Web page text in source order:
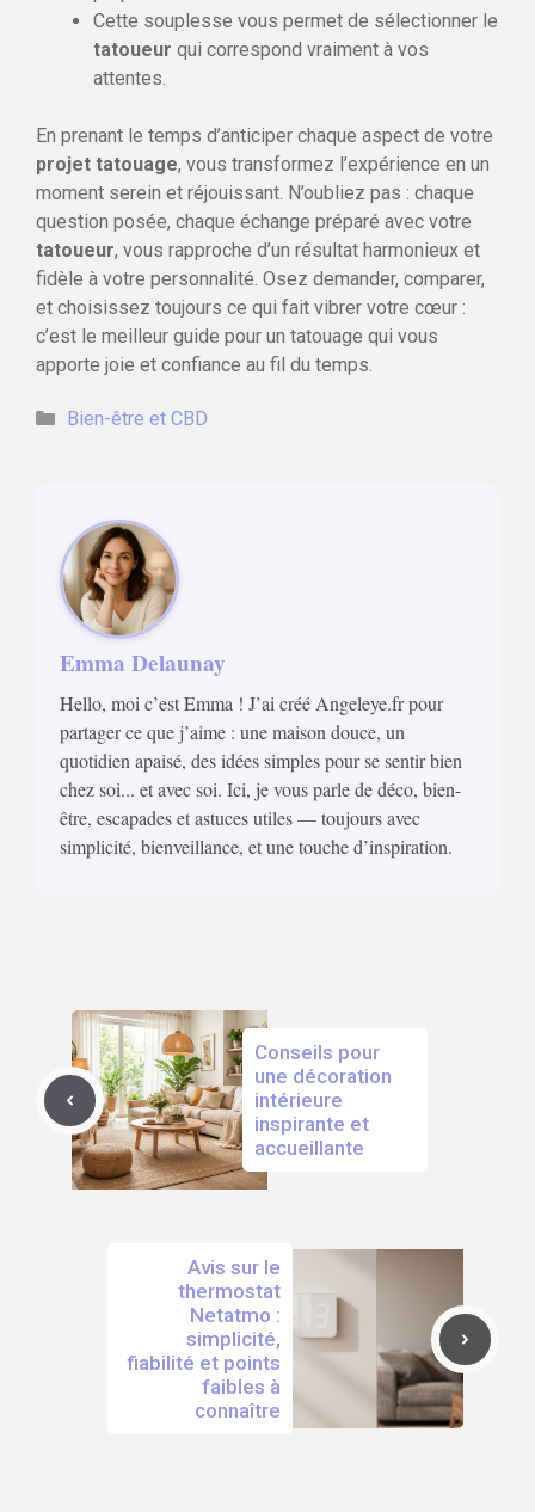
Cette souplesse vous permet de sélectionner le
tatoueur qui correspond vraiment à vos
attentes.
En prenant le temps d’anticiper chaque aspect de votre
projet tatouage, vous transformez l’expérience en un
moment serein et réjouissant. N’oubliez pas : chaque
question posée, chaque échange préparé avec votre
tatoueur, vous rapproche d’un résultat harmonieux et
fidèle à votre personnalité. Osez demander, comparer,
et choisissez toujours ce qui fait vibrer votre cœur :
c’est le meilleur guide pour un tatouage qui vous
apporte joie et confiance au fil du temps.
Catégories
Bien-être et CBD
Emma Delaunay
Hello, moi c’est Emma ! J’ai créé Angeleye.fr pour
partager ce que j’aime : une maison douce, un
quotidien apaisé, des idées simples pour se sentir bien
chez soi... et avec soi. Ici, je vous parle de déco, bien-
être, escapades et astuces utiles — toujours avec
simplicité, bienveillance, et une touche d’inspiration.
Conseils pour
une décoration
intérieure
inspirante et
accueillante
Avis sur le
thermostat
Netatmo :
simplicité,
fiabilité et points
faibles à
connaître